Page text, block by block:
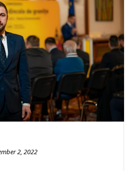
2, 2022